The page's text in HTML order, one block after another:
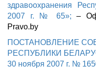
здравоохранения
2007 г. № 65»; –
Pravo.by
ПОСТАНОВЛЕНИЕ
РЕСПУБЛИКИ
30 ноября 2007 г. №